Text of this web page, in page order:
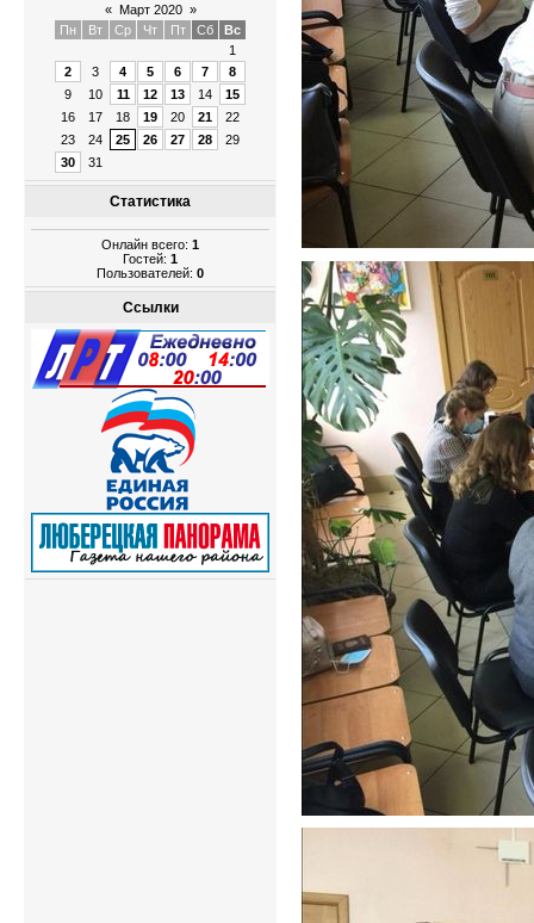
« Март 2020 »
Пн
Вт Ср Чт Пт Сб
Вс
1
2
3 4 5 6 7
8
9
10 11 12 13 14
15
16
17 18 19 20 21
22
23
24 25 26 27 28
29
30
31
Статистика
Онлайн всего: 1
Гостей: 1
Пользователей: 0
Ссылки